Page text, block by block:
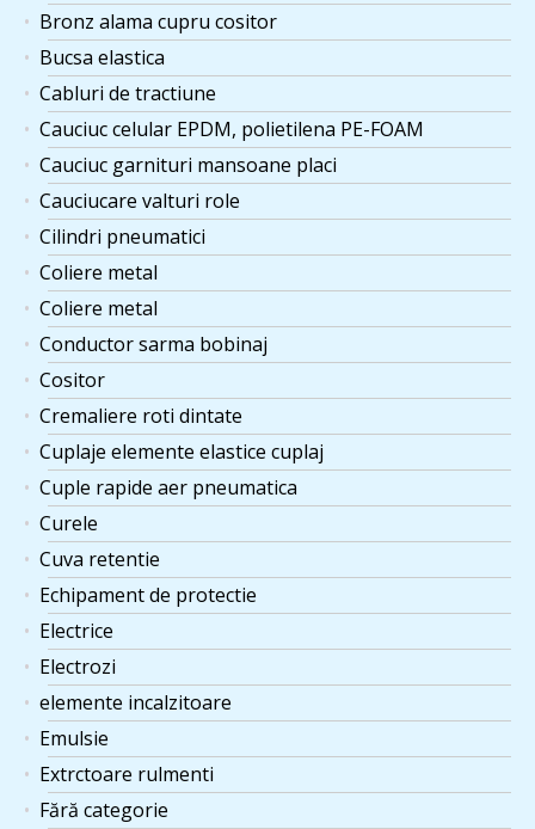
Bronz alama cupru cositor
Bucsa elastica
Cabluri de tractiune
Cauciuc celular EPDM, polietilena PE-FOAM
Cauciuc garnituri mansoane placi
Cauciucare valturi role
Cilindri pneumatici
Coliere metal
Coliere metal
Conductor sarma bobinaj
Cositor
Cremaliere roti dintate
Cuplaje elemente elastice cuplaj
Cuple rapide aer pneumatica
Curele
Cuva retentie
Echipament de protectie
Electrice
Electrozi
elemente incalzitoare
Emulsie
Extrctoare rulmenti
Fără categorie